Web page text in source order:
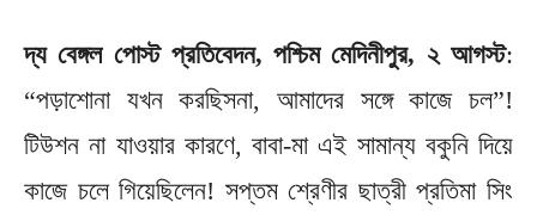
দ্য বেঙ্গল পোস্ট প্রতিবেদন, পশ্চিম মেদিনীপুর, ২ আগস্ট:
“পড়াশোনা যখন করছিসনা, আমাদের সঙ্গে কাজে চল”!
টিউশন না যাওয়ার কারণে, বাবা-মা এই সামান্য বকুনি দিয়ে
কাজে চলে গিয়েছিলেন! সপ্তম শ্রেণীর ছাত্রী প্রতিমা সিং